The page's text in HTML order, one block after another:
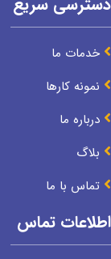
خدمات ما
نمونه کارها
درباره ما
بلاگ
تماس با ما
اطلاعات تماس